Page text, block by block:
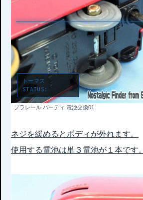
トーマス
STATUS:
LOCKED
プラレール バーティ 電池交換01
ネジを緩めるとボディが外れます。
使用する電池は単３電池が１本です。